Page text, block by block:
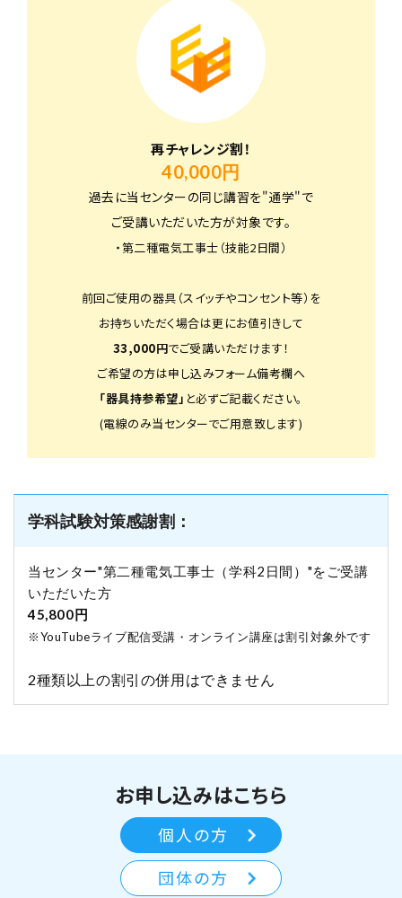
再チャレンジ割！
40,000円
過去に当センターの同じ講習を"通学"で
ご受講いただいた方が対象です。
・第二種電気工事士（技能2日間）
前回ご使用の器具（スイッチやコンセント等）を
お持ちいただく場合は更にお値引きして
33,000円でご受講いただけます！
ご希望の方は申し込みフォーム備考欄へ
「器具持参希望」 と必ずご記載ください。
(電線のみ当センターでご用意致します)
学科試験対策感謝割：
当センター"第二種電気工事士（学科2日間）"をご受講
いただいた方
45,800円
※YouTubeライブ配信受講・オンライン講座は割引対象外です
2種類以上の割引の併用はできません
お申し込みはこちら
個人の方
団体の方